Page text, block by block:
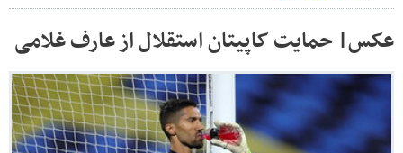
عکس| حمایت کاپیتان استقلال از عارف غلامی